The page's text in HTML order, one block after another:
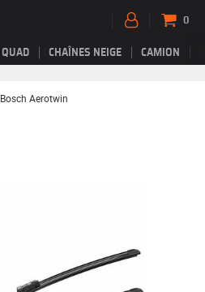
QUAD CHAÎNES NEIGE CAMION
0
Bosch Aerotwin